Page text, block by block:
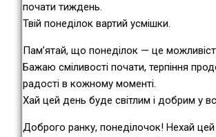
почати тиждень.
Твій понеділок вартий усмішки.
Пам’ятай, що понеділок — це
Бажаю сміливості почати, терпіння
радості в кожному моменті.
Хай цей день буде світлим і добрим у
Доброго ранку, понеділочок! Нехай